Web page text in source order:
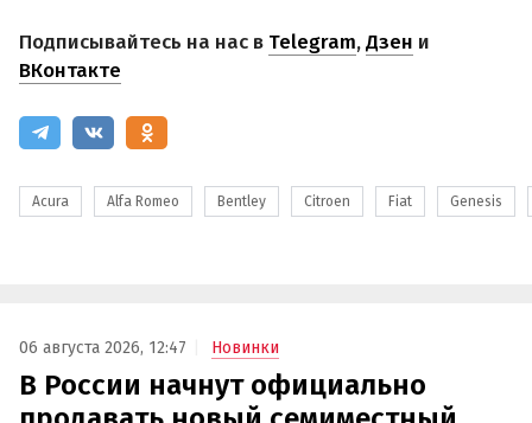
Подписывайтесь на нас в Telegram,Дзен и
ВКонтакте
Acura Alfa Romeo Bentley Citroen Fiat Genesis
06 августа 2026, 12:47 Новинки
В России начнут официально